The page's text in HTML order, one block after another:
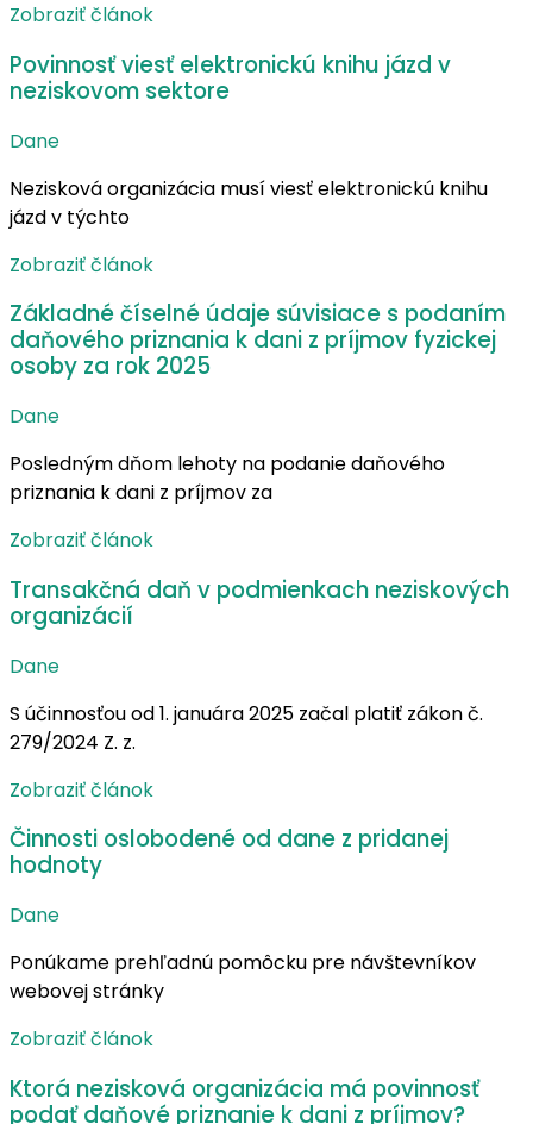
Zobraziť článok
Povinnosť viesť elektronickú knihu jázd v
neziskovom sektore
Dane
Nezisková organizácia musí viesť elektronickú knihu
jázd v týchto
Zobraziť článok
Základné číselné údaje súvisiace s podaním
daňového priznania k dani z príjmov fyzickej
osoby za rok 2025
Dane
Posledným dňom lehoty na podanie daňového
priznania k dani z príjmov za
Zobraziť článok
Transakčná daň v podmienkach neziskových
organizácií
Dane
S účinnosťou od 1. januára 2025 začal platiť zákon č.
279/2024 Z. z.
Zobraziť článok
Činnosti oslobodené od dane z pridanej
hodnoty
Dane
Ponúkame prehľadnú pomôcku pre návštevníkov
webovej stránky
Zobraziť článok
Ktorá nezisková organizácia má povinnosť
podať daňové priznanie k dani z príjmov?